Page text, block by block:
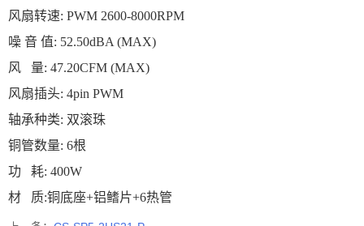
风扇转速: PWM 2600-8000RPM
噪 音 值: 52.50dBA (MAX)
风 量: 47.20CFM (MAX)
风扇插头: 4pin PWM
轴承种类: 双滚珠
铜管数量: 6根
功 耗: 400W
材 质:铜底座+铝鳍片+6热管